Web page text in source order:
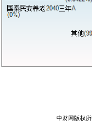
中财网版权